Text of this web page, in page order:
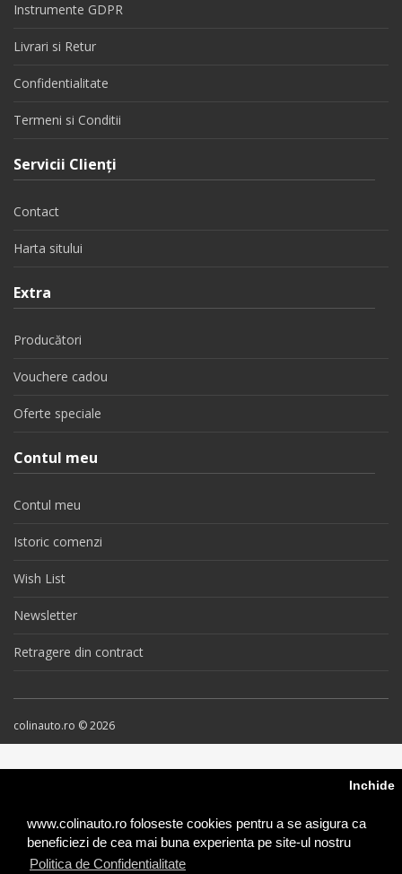
www.colinauto.ro foloseste cookies pentru a se asigura ca
beneficiezi de cea mai buna experienta pe site-ul nostru
Politica de Confidentialitate
Inchide
Instrumente GDPR
Livrari si Retur
Confidentialitate
Termeni si Conditii
Servicii Clienţi
Contact
Harta sitului
Extra
Producători
Vouchere cadou
Oferte speciale
Contul meu
Contul meu
Istoric comenzi
Wish List
Newsletter
Retragere din contract
colinauto.ro © 2026